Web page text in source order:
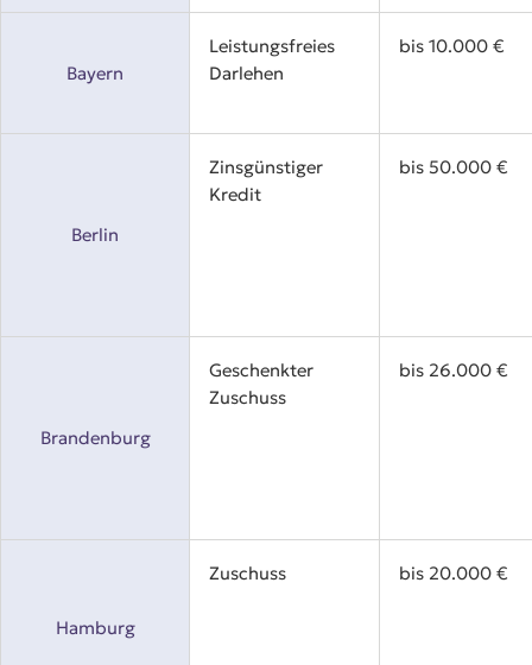
Bayern
Leistungsfreies
Darlehen
bis 10.000 €
Berlin
Zinsgünstiger
Kredit
bis 50.000 €
Brandenburg
Geschenkter
Zuschuss
bis 26.000 €
Hamburg
Zuschuss bis 20.000 €